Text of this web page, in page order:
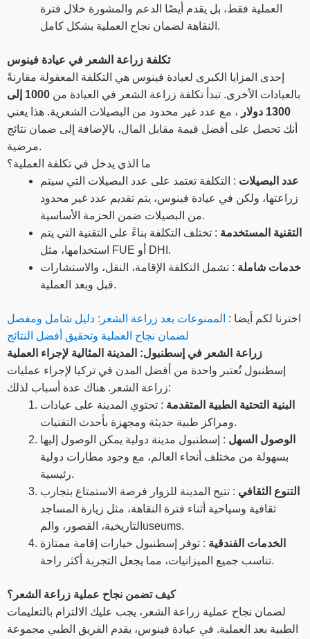
العملية فقط، بل يقدم أيضًا الدعم والمشورة خلال فترة
النقاهة لضمان نجاح العملية بشكل كامل.
تكلفة زراعة الشعر في عيادة فينوس
إحدى المزايا الكبرى لعيادة فينوس هي التكلفة المعقولة مقارنةً
بالعيادات الأخرى. تبدأ تكلفة زراعة الشعر في العيادة من
1000 إلى
1300 دولار
، مع عدد غير محدود من البصيلات الشعرية. هذا يعني
أنك تحصل على أفضل قيمة مقابل المال، بالإضافة إلى ضمان نتائج
مرضية.
ما الذي يدخل في تكلفة العملية؟
عدد البصيلات : التكلفة تعتمد على عدد البصيلات التي سيتم
زراعتها، ولكن في عيادة فينوس، يتم تقديم عدد غير محدود
من البصيلات ضمن الحزمة الأساسية.
التقنية المستخدمة : تختلف التكلفة بناءً على التقنية التي يتم
استخدامها، مثل FUE أو DHI.
خدمات شاملة : تشمل التكلفة الإقامة، النقل، والاستشارات
قبل وبعد العملية.
اخترنا لكم أيضا : الممنوعات بعد زراعة الشعر: دليل شامل ومفصل
لضمان نجاح العملية وتحقيق أفضل النتائج
زراعة الشعر في إسطنبول: المدينة المثالية لإجراء العملية
إسطنبول تُعتبر واحدة من أفضل المدن في تركيا لإجراء عمليات
زراعة الشعر. هناك عدة أسباب لذلك:
البنية التحتية الطبية المتقدمة : تحتوي المدينة على عيادات
ومراكز طبية حديثة ومجهزة بأحدث التقنيات.
الوصول السهل : إسطنبول مدينة دولية يمكن الوصول إليها
بسهولة من مختلف أنحاء العالم، مع وجود مطارات دولية
رئيسية.
التنوع الثقافي : تتيح المدينة للزوار فرصة الاستمتاع بتجارب
ثقافية وسياحية أثناء فترة النقاهة، مثل زيارة المساجد
التاريخية، القصور، والمuseums.
الخدمات الفندقية : توفر إسطنبول خيارات إقامة ممتازة
تناسب جميع الميزانيات، مما يجعل التجربة أكثر راحة.
كيف تضمن نجاح عملية زراعة الشعر؟
لضمان نجاح عملية زراعة الشعر، يجب عليك الالتزام بالتعليمات
الطبية بعد العملية. في عيادة فينوس، يقدم الفريق الطبي مجموعة